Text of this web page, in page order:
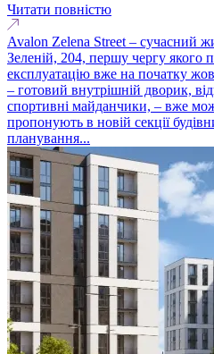
Читати повністю
Avalon Zelena Street – сучасний
Зеленій, 204, першу чергу якого
експлуатацію вже на початку
– готовий внутрішній дворик,
спортивні майданчики, – вже
пропонують в новій секції
планування...